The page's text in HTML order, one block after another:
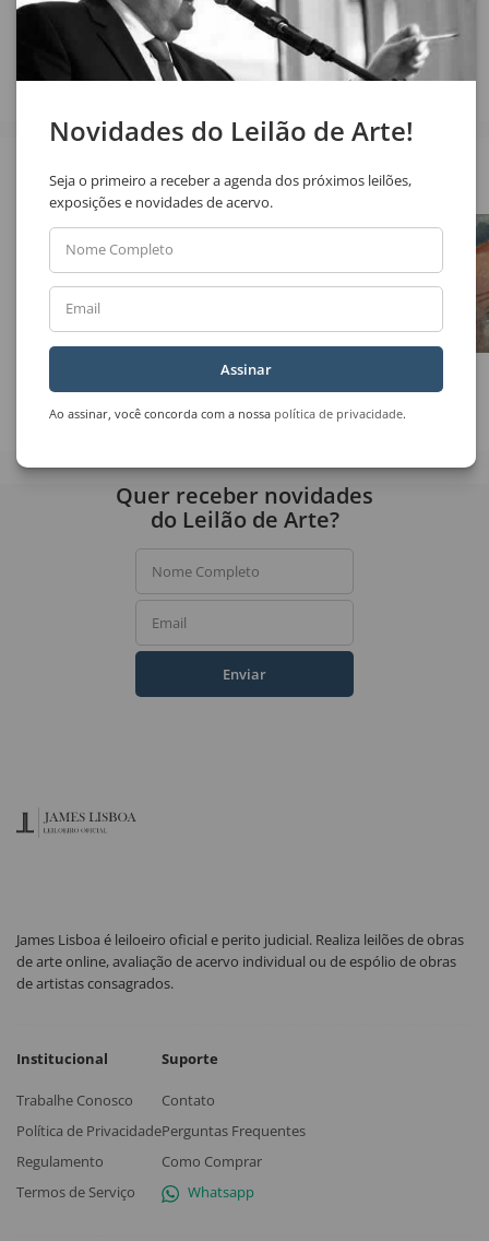
Compartilhar
Veja também
Sem Título
Sem Título
Novidades do Leilão de Arte!
Seja o primeiro a receber a agenda dos próximos leilões,
exposições e novidades de acervo.
Nome Completo
Email
Assinar
Ao assinar, você concorda com a nossa política de privacidade.
Quer receber novidades
do Leilão de Arte?
Nome Completo
Email
Enviar
James Lisboa é leiloeiro oficial e perito judicial. Realiza leilões de obras
de arte online, avaliação de acervo individual ou de espólio de obras
de artistas consagrados.
Institucional
Trabalhe Conosco
Política de Privacidade
Regulamento
Termos de Serviço
Suporte
Contato
Perguntas Frequentes
Como Comprar
Whatsapp